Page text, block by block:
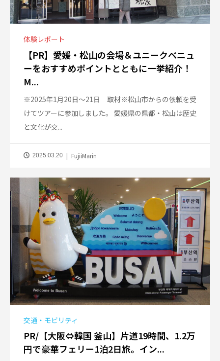
体験レポート
【PR】愛媛・松山の会場＆ユニークベニュ
ーをおすすめポイントとともに一挙紹介！
M...
※2025年1月20日～21日 取材※松山市からの依頼を受
けてツアーに参加しました。 愛媛県の県都・松山は歴史
と文化が交...
2025.03.20 FujiiMarin
交通・モビリティ
PR/【大阪⇔韓国 釜山】片道19時間、1.2万
円で豪華フェリー1泊2日旅。イン...